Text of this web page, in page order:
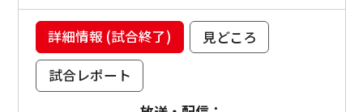
詳細情報 (試合終了)
見どころ
試合レポート